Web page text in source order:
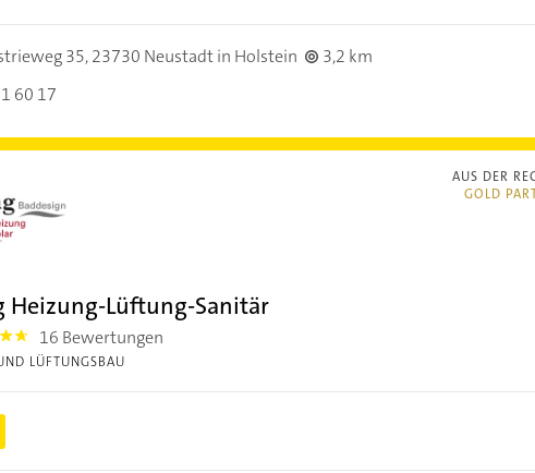
35,23730 Neustadt in Holstein
3,2 km
60 17
AUS DER
GOLD
Heizung-Lüftung-Sanitär
16 Bewertungen
LÜFTUNGSBAU